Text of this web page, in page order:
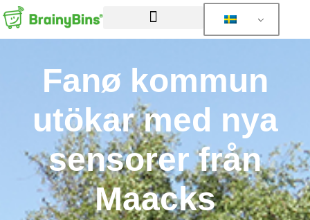
Fanø kommun
utökar med nya
sensorer från
Maacks